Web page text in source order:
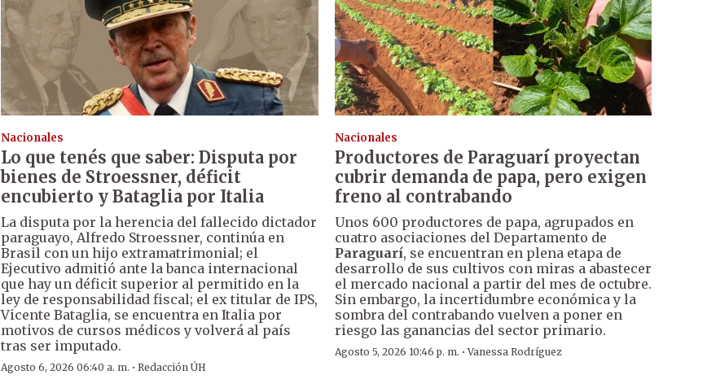
Nacionales
Lo que tenés que saber: Disputa por
bienes de Stroessner, déficit
encubierto y Bataglia por Italia
La disputa por la herencia del fallecido dictador
paraguayo, Alfredo Stroessner, continúa en
Brasil con un hijo extramatrimonial; el
Ejecutivo admitió ante la banca internacional
que hay un déficit superior al permitido en la
ley de responsabilidad fiscal; el ex titular de IPS,
Vicente Bataglia, se encuentra en Italia por
motivos de cursos médicos y volverá al país
tras ser imputado.
Agosto 6, 2026 06:40 a. m. ·Redacción ÚH
Nacionales
Productores de Paraguarí proyectan
cubrir demanda de papa, pero exigen
freno al contrabando
Unos 600 productores de papa, agrupados en
cuatro asociaciones del Departamento de
Paraguarí, se encuentran en plena etapa de
desarrollo de sus cultivos con miras a abastecer
el mercado nacional a partir del mes de octubre.
Sin embargo, la incertidumbre económica y la
sombra del contrabando vuelven a poner en
riesgo las ganancias del sector primario.
Agosto 5, 2026 10:46 p. m. ·Vanessa Rodríguez